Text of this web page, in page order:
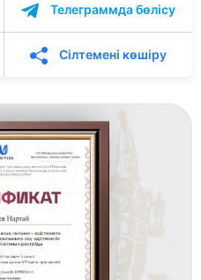
Телеграммда бөлісу
Сілтемені көшіру